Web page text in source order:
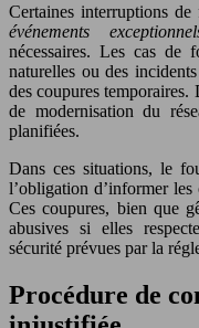
Certaines interruptions
événements
nécessaires. Les cas de
naturelles ou des
des coupures temporaires.
de modernisation du
planifiées.
Dans ces situations, le
l’obligation d’informer les
Ces coupures, bien que
abusives si elles
sécurité prévues par la
Procédure de